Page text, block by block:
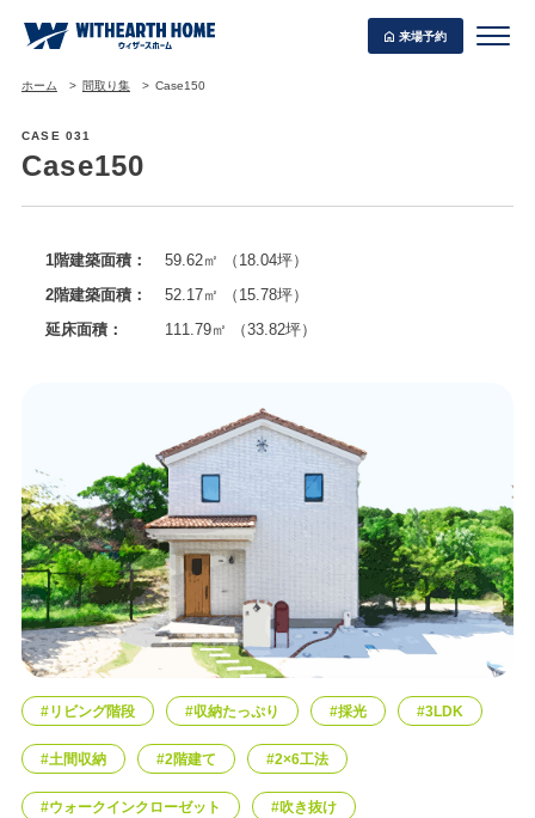
来場予約
WITHEARTH HOME の BEST PLAN
エリア限定商品
ホーム 間取り集 Case150
CASE 031
Case150
1階建築面積：
59.62㎡ （18.04坪）
2階建築面積：
52.17㎡ （15.78坪）
延床面積：
111.79㎡ （33.82坪）
#リビング階段 #収納たっぷり #採光 #3LDK
#土間収納 #2階建て #2×6工法
#ウォークインクローゼット #吹き抜け